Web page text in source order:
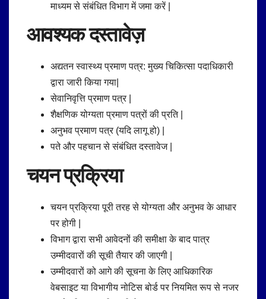
माध्यम से संबंधित विभाग में जमा करें |
आवश्यक दस्तावेज़
अद्यतन स्वास्थ्य प्रमाण पत्र: मुख्य चिकित्सा पदाधिकारी
द्वारा जारी किया गया|
सेवानिवृत्ति प्रमाण पत्र |
शैक्षणिक योग्यता प्रमाण पत्रों की प्रति |
अनुभव प्रमाण पत्र (यदि लागू हो) |
पते और पहचान से संबंधित दस्तावेज |
चयन प्रक्रिया
चयन प्रक्रिया पूरी तरह से योग्यता और अनुभव के आधार
पर होगी |
विभाग द्वारा सभी आवेदनों की समीक्षा के बाद पात्र
उम्मीदवारों की सूची तैयार की जाएगी |
उम्मीदवारों को आगे की सूचना के लिए आधिकारिक
वेबसाइट या विभागीय नोटिस बोर्ड पर नियमित रूप से नजर